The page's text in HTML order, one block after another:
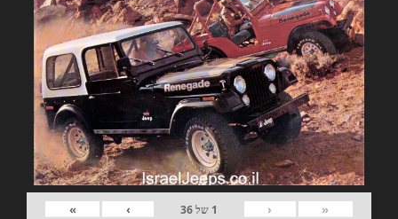
«
‹
1 של36
›
»